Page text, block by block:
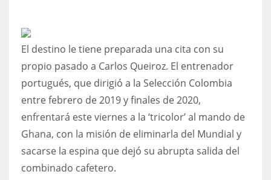
24
IND
34
MIN
6
El destino le tiene preparada una cita con su
propio pasado a Carlos Queiroz. El entrenador
portugués, que dirigió a la Selección Colombia
entre febrero de 2019 y finales de 2020,
enfrentará este viernes a la ‘tricolor’ al mando de
Ghana, con la misión de eliminarla del Mundial y
sacarse la espina que dejó su abrupta salida del
combinado cafetero.